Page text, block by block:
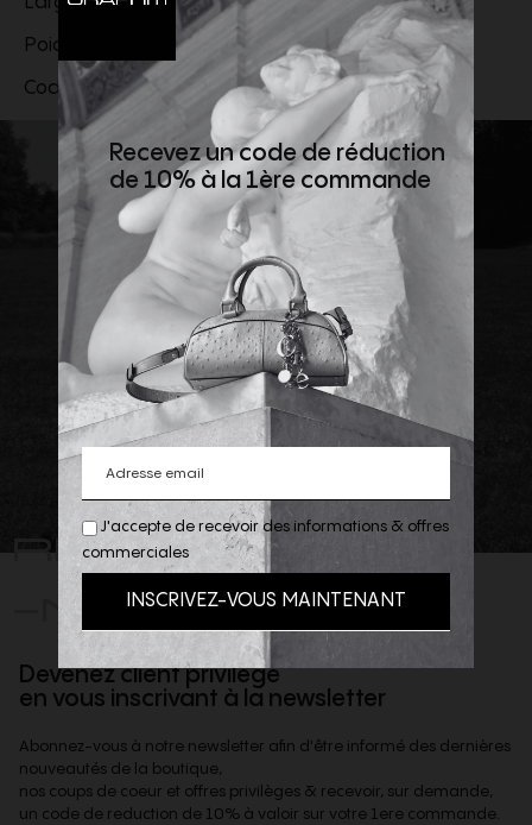
Poids : 0.89 kg
Code produit: 7VA622ARLUF0GXN
REJOIGNEZ
-NOUS
Devenez client privilège
en vous inscrivant à la newsletter
Abonnez-vous à notre newsletter afin d'être informé des dernières
nouveautés de la boutique,
nos coups de coeur et offres privilèges & recevoir, sur demande,
un code de reduction de 10% à valoir sur votre 1ere commande.
J'accepte de recevoir des informations & offres
commerciales
Recevez un code de réduction
de 10% à la 1ère commande